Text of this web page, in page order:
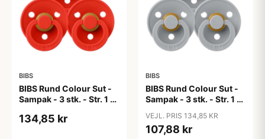
BIBS
BIBS Rund Colour Sut -
Sampak - 3 stk. - Str. 1 -
134,85 kr
BIBS
BIBS Rund Colour Sut -
Sampak - 3 stk. - Str. 1 -
VEJL. PRIS 134,85 KR
107,88 kr